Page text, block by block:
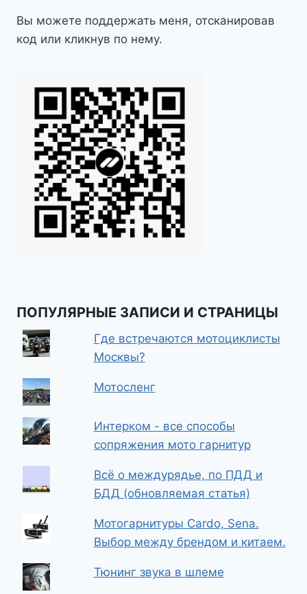
Вы можете поддержать меня, отсканировав
код или кликнув по нему.
ПОПУЛЯРНЫЕ ЗАПИСИ И СТРАНИЦЫ
Где встречаются мотоциклисты
Москвы?
Мотосленг
Интерком - все способы
сопряжения мото гарнитур
Всё о междурядье, по ПДД и
БДД (обновляемая статья)
Мотогарнитуры Cardo, Sena.
Выбор между брендом и китаем.
Тюнинг звука в шлеме